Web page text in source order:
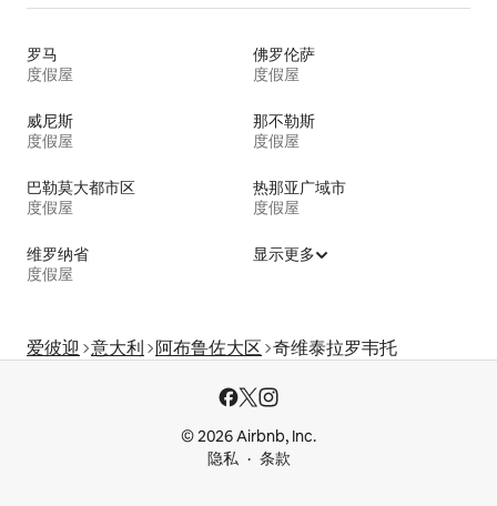
罗马
度假屋
佛罗伦萨
度假屋
威尼斯
度假屋
那不勒斯
度假屋
巴勒莫大都市区
度假屋
热那亚广域市
度假屋
维罗纳省
度假屋
显示更多
爱彼迎 意大利 阿布鲁佐大区 奇维泰拉罗韦托
© 2026 Airbnb, Inc.
隐私
条款